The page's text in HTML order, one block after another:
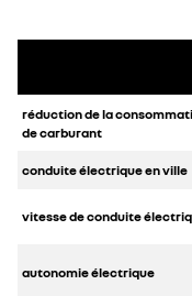
réduction de la
de carburant
conduite électrique en ville
vitesse de conduite
autonomie électrique